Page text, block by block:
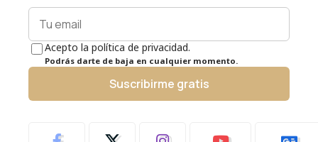
Acepto la política de privacidad.
Podrás darte de baja en cualquier momento.
Suscribirme gratis